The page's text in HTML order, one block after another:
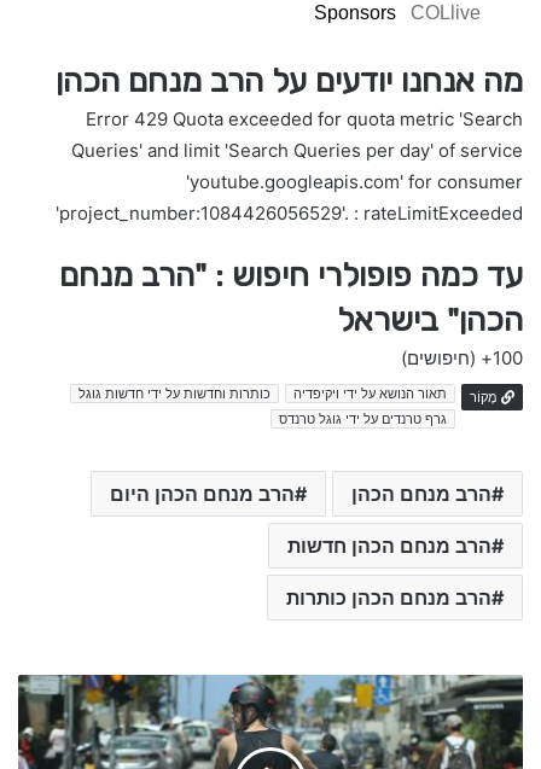
Sponsors
COLlive
מה אנחנו יודעים על הרב מנחם הכהן
Error 429 Quota exceeded for quota metric 'Search
Queries' and limit 'Search Queries per day' of service
'youtube.googleapis.com' for consumer
'project_number:1084426056529'. : rateLimitExceeded
עד כמה פופולרי חיפוש : "הרב מנחם
הכהן" בישראל
100+ (חיפושים)
מָקוֹר תאור הנושא על ידי ויקיפדיה
כותרות וחדשות על ידי חדשות גוגל
גרף טרנדים על ידי גוגל טרנדס
הרב מנחם הכהן הרב מנחם הכהן היום
הרב מנחם הכהן חדשות
הרב מנחם הכהן כותרות
י
ו
ס
י